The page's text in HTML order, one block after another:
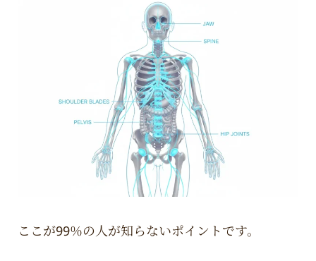
ここが99％の人が知らないポイントです。